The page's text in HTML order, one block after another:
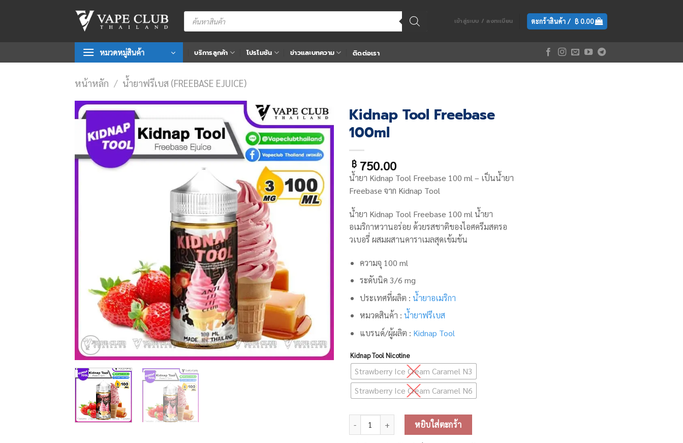
Products
search
เข้าสู่ระบบ / ลงทะเบียน ตะกร้าสินค้า / ฿0.00
หมวดหมู่สินค้า บริการลูกค้า โปรโมชัน ข่าวและบทความ ติดต่อเรา
หน้าหลัก / น้ำยาฟรีเบส (FREEBASE EJUICE)
Add
to
wishlist
Kidnap Tool Freebase
100ml
฿750.00
น้ำยา Kidnap Tool Freebase 100 ml – เป็นน้ำยา
Freebase จาก Kidnap Tool
น้ำยา Kidnap Tool Freebase 100 ml น้ำยา
อเมริกาหวานอร่อย ด้วยรสชาติของไอศครีมสตรอ
วเบอรี่ ผสมผสานคาราเมลสุดเข้มข้น
ความจุ 100 ml
ระดับนิค 3/6 mg
ประเทศที่ผลิต : น้ำยาอเมริกา
หมวดสินค้า : น้ำยาฟรีเบส
แบรนด์/ผู้ผลิต : Kidnap Tool
Kidnap Tool Nicotine
Strawberry Ice Cream Caramel N3
Strawberry Ice Cream Caramel N6
จำนวน Kidnap Tool Freebase 100ml ชิ้น
หยิบใส่ตะกร้า